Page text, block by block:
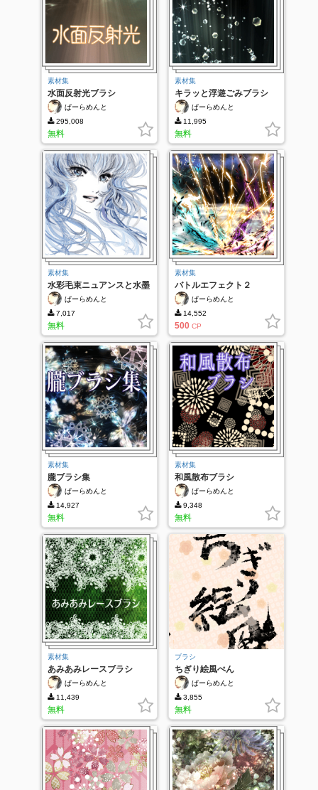
素材集
水面反射光ブラシ
ぱーらめんと
295,008
無料
素材集
キラッと浮遊ごみブラシ
ぱーらめんと
11,995
無料
素材集
水彩毛束ニュアンスと水墨
ニュアンスペン
ぱーらめんと
7,017
無料
素材集
バトルエフェクト２
ぱーらめんと
14,552
500 CP
素材集
朧ブラシ集
ぱーらめんと
14,927
無料
素材集
和風散布ブラシ
ぱーらめんと
9,348
無料
素材集
あみあみレースブラシ
ぱーらめんと
11,439
無料
ブラシ
ちぎり絵風ぺん
ぱーらめんと
3,855
無料